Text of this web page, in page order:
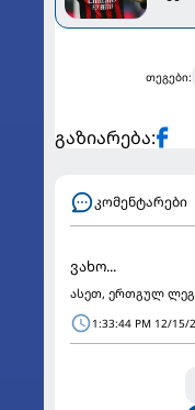
თეგები:
გაზიარება:
კომენტარები
ვახო...
ასეთ, ერთგულ
1:33:44 PM 12/15/